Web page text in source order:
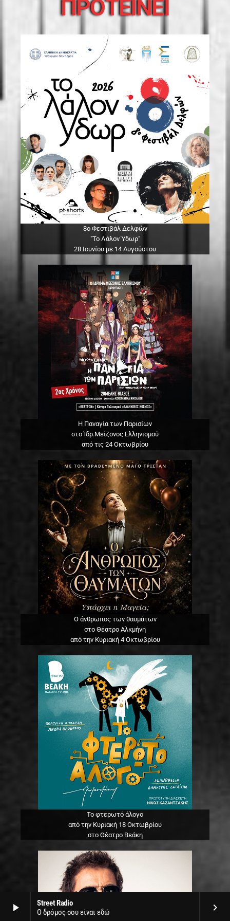
play_arrow
Street Radio
Ο δρόμος σου είναι εδώ
keyboard_arrow_right
ΠΡΟΤΕΙΝΕΙ
8ο Φεστιβάλ Δελφών
"Το Λάλον Ύδωρ"
28 Ιουνίου με 14 Αυγούστου
Η Παναγία των Παρισίων
στο Ίδρ.Μείζονος Ελληνισμού
από τις 24 Οκτωβρίου
Ο άνθρωπος των θαυμάτων
στο Θέατρο Αλκμήνη
από την Κυριακή 4 Οκτωβρίου
Το φτερωτό άλογο
από την Κυριακή 18 Οκτωβρίου
στο Θέατρο Βεάκη